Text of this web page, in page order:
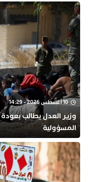
10 أغسطس 2026 - 14:29
وزير العدل يطالب بعودة
المسؤولية